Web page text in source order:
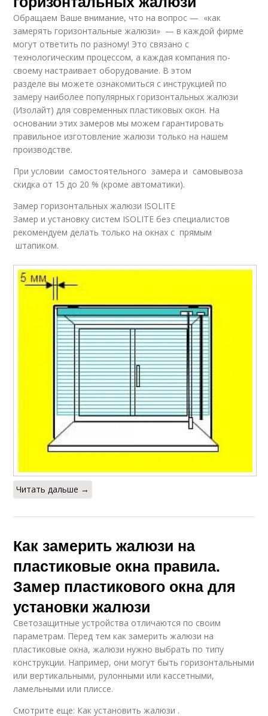
Обращаем Ваше внимание, что на вопрос — «как
замерять горизонтальные жалюзи» — в каждой фирме
могут ответить по разному! Это связано с
технологическим процессом, а каждая компания по-
своему настраивает оборудование. В этом
разделе вы можете ознакомиться с инструкцией по
замеру наиболее популярных горизонтальных жалюзи
(Изолайт) для современных пластиковых окон. На
основании этих замеров мы можем гарантировать
правильное изготовление жалюзи только на нашем
производстве.
При условии самостоятельного замера и самовывоза
скидка от 15 до 20 % (кроме автоматики).
Замер горизонтальных жалюзи ISOLITE
Замер и установку систем ISOLITE без специалистов
рекомендуем делать только на окнах с прямым
штапиком.
Читать дальше →
Как замерить жалюзи на
пластиковые окна правила.
Замер пластикового окна для
установки жалюзи
Светозащитные устройства отличаются по своим
параметрам. Перед тем как замерить жалюзи на
пластиковые окна, жалюзи нужно выбрать по типу
конструкции. Например, они могут быть горизонтальными
или вертикальными, рулонными или кассетными,
ламельными или плиссе.
Смотрите еще: Как установить жалюзи .